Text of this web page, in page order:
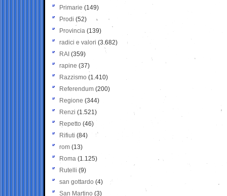
Primarie (149)
Prodi (52)
Provincia (139)
radici e valori (3.682)
RAI (359)
rapine (37)
Razzismo (1.410)
Referendum (200)
Regione (344)
Renzi (1.521)
Repetto (46)
Rifiuti (84)
rom (13)
Roma (1.125)
Rutelli (9)
san gottardo (4)
San Martino (3)